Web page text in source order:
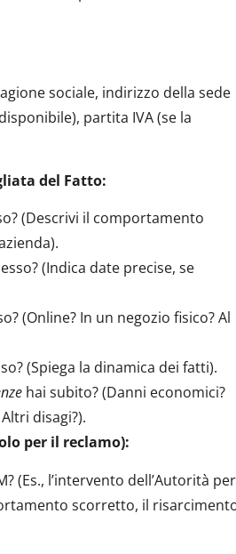
sociale, indirizzo della sede
partita IVA (se la
del Fatto:
(Descrivi il comportamento
(Indica date precise, se
(Online? In un negozio fisico? Al
(Spiega la dinamica dei fatti).
hai subito? (Danni economici?
disagi?).
per il reclamo):
(Es., l’intervento dell’Autorità per
scorretto, il